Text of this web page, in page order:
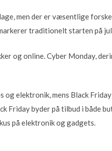
men der er væsentlige
traditionelt starten på
og online. Cyber Monday,
og elektronik, mens Black
Friday byder på tilbud i både
på elektronik og gadgets.